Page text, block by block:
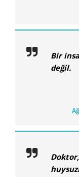
Bir
değil.